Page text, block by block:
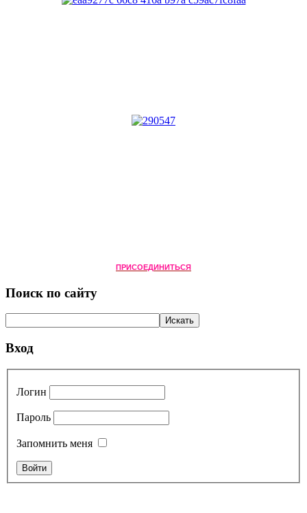
ПРИСОЕДИНИТЬСЯ
Поиск по сайту
Вход
Логин
Пароль
Запомнить меня